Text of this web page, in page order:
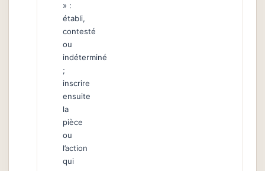
» :
établi,
contesté
ou
indéterminé
;
inscrire
ensuite
la
pièce
ou
l’action
qui